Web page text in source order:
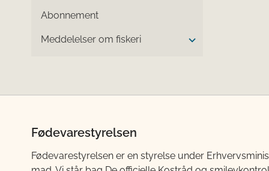
Abonnement
Meddelelser om fiskeri
Fødevarestyrelsen
Fødevarestyrelsen er en styrelse under